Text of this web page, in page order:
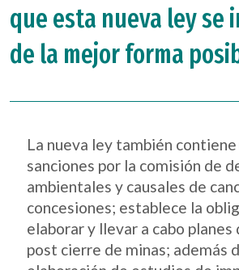
que esta nueva ley se
de la mejor forma
La nueva ley también
sanciones por la comisión de
ambientales y causales de
concesiones; establece la
elaborar y llevar a cabo planes
post cierre de minas; además